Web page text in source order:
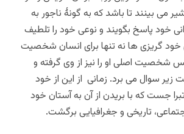
می بینند تا باشد که به گونۀ ناجور به
خود پاسخ بگویند و نوعی خود را تلطیف
خود گریزی ها نه تنها برای انسان شخصیت
شخصیت اصلی او را نیز از وی گرفته و
سوال می برد. زمانی از این از خود
جست که با بریدن از آن به آستان خود
تاریخی و جغرافیایی برگشت.